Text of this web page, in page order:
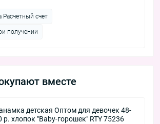
Расчетный счет
получении
вместе
детская Оптом для девочек 48-
р. хлопок "Baby-горошек" RTY 75236